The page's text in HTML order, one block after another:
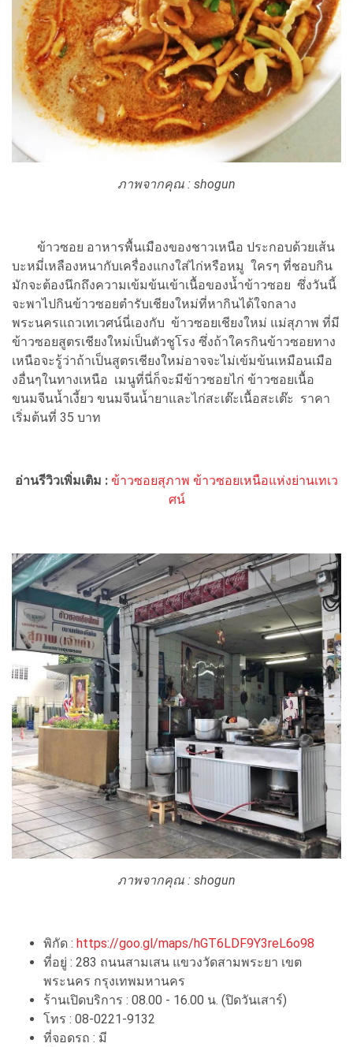
ภาพจากคุณ : shogun
ข้าวซอย อาหารพื้นเมืองของชาวเหนือ ประกอบด้วยเส้น
บะหมี่เหลืองหนากับเครื่องแกงใส่ไก่หรือหมู ใครๆ ที่ชอบกิน
มักจะต้องนึกถึงความเข้มข้นเข้าเนื้อของน้ำข้าวซอย ซึ่งวันนี้
จะพาไปกินข้าวซอยตำรับเชียงใหม่ที่หากินได้ใจกลาง
พระนครแถวเทเวศน์นี่เองกับ ข้าวซอยเชียงใหม่ แม่สุภาพ ที่มี
ข้าวซอยสูตรเชียงใหม่เป็นตัวชูโรง ซึ่งถ้าใครกินข้าวซอยทาง
เหนือจะรู้ว่าถ้าเป็นสูตรเชียงใหม่อาจจะไม่เข้มข้นเหมือนเมือ
งอื่นๆในทางเหนือ เมนูที่นี่ก็จะมีข้าวซอยไก่ ข้าวซอยเนื้อ
ขนมจีนน้ำเงี้ยว ขนมจีนน้ำยาและไก่สะเต๊ะเนื้อสะเต๊ะ ราคา
เริ่มต้นที่ 35 บาท
อ่านรีวิวเพิ่มเติม : ข้าวซอยสุภาพ ข้าวซอยเหนือแห่งย่านเทเว
ศน์
ภาพจากคุณ : shogun
พิกัด : https://goo.gl/maps/hGT6LDF9Y3reL6o98
ที่อยู่ : 283 ถนนสามเสน แขวงวัดสามพระยา เขต
พระนคร กรุงเทพมหานคร
ร้านเปิดบริการ : 08.00 - 16.00 น. (ปิดวันเสาร์)
โทร : 08-0221-9132
ที่จอดรถ : มี